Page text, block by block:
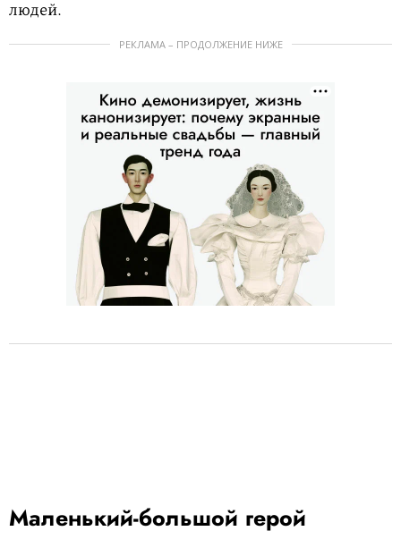
людей.
РЕКЛАМА – ПРОДОЛЖЕНИЕ НИЖЕ
Маленький-большой герой